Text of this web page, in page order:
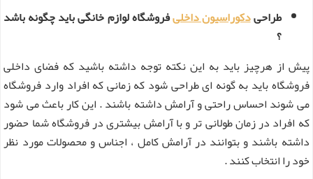
طراحیدکوراسیون داخلیفروشگاه لوازم خانگی باید چگونه باشد
؟
پیش از هرچیز باید به این نکته توجه داشته باشید که فضای داخلی
فروشگاه باید به گونه ای طراحی شود که زمانی که افراد وارد فروشگاه
می شوند احساس راحتی و آرامش داشته باشند . این کار باعث می شود
که افراد در زمان طولانی تر و با آرامش بیشتری در فروشگاه شما حضور
داشته باشند و بتوانند در آرامش کامل ، اجناس و محصولات مورد نظر
خود را انتخاب کنند .